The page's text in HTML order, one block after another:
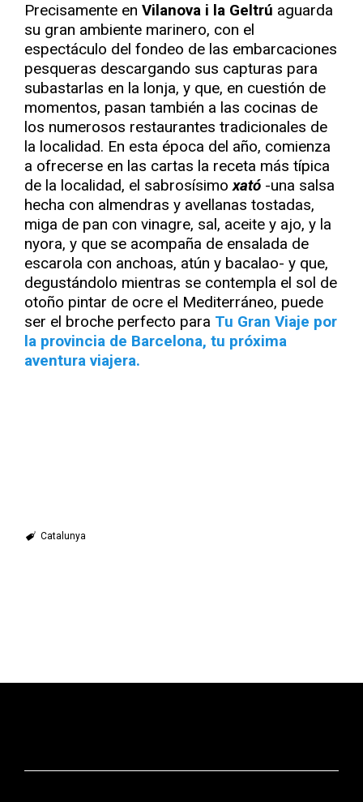
Precisamente en Vilanova i la Geltrú aguarda
su gran ambiente marinero, con el
espectáculo del fondeo de las embarcaciones
pesqueras descargando sus capturas para
subastarlas en la lonja, y que, en cuestión de
momentos, pasan también a las cocinas de
los numerosos restaurantes tradicionales de
la localidad. En esta época del año, comienza
a ofrecerse en las cartas la receta más típica
de la localidad, el sabrosísimoxató -una salsa
hecha con almendras y avellanas tostadas,
miga de pan con vinagre, sal, aceite y ajo, y la
nyora, y que se acompaña de ensalada de
escarola con anchoas, atún y bacalao- y que,
degustándolo mientras se contempla el sol de
otoño pintar de ocre el Mediterráneo, puede
ser el broche perfecto para Tu Gran Viaje por
la provincia de Barcelona, tu próxima
aventura viajera.
Catalunya